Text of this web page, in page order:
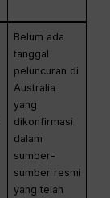
Belum ada
tanggal
peluncuran di
Australia
yang
dikonfirmasi
dalam
sumber-
sumber resmi
yang telah